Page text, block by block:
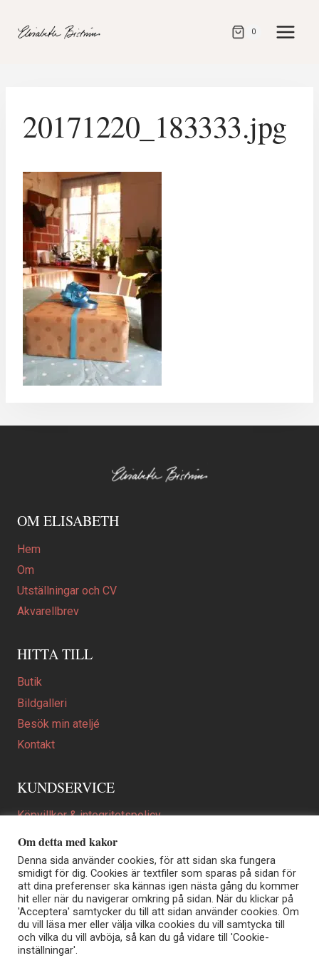
direkt
0
20171220_183333.jpg
OM ELISABETH
Hem
Om
Utställningar och CV
Akvarellbrev
HITTA TILL
Butik
Bildgalleri
Besök min ateljé
Kontakt
KUNDSERVICE
Köpvillkor & integritetspolicy
Att beställa ett personligt utformat konstverk
En personligare gåva
FAQ
Elisabeth Biström | Akvarellkonstnär | Norrtälje
Sjöängstorpet AB, org.nr 556373-5447
Om detta med kakor
Denna sida använder cookies, för att sidan ska fungera
smidigt för dig. Cookies är textfiler som sparas på sidan för
att dina preferenser ska kännas igen nästa gång du kommer
hit eller när du navigerar omkring på sidan. När du klickar på
'Acceptera' samtycker du till att sidan använder cookies. Om
du vill läsa mer eller välja vilka cookies du vill samtycka till
och vilka du vill avböja, så kan du gå vidare till 'Cookie-
inställningar'.